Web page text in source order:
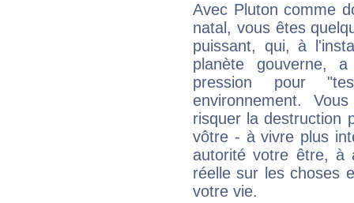
Avec Pluton comme
natal, vous êtes
puissant, qui, à
planète gouverne,
pression pour
environnement.
risquer la destruction
vôtre - à vivre plus
autorité votre être, à
réelle sur les choses
votre vie.